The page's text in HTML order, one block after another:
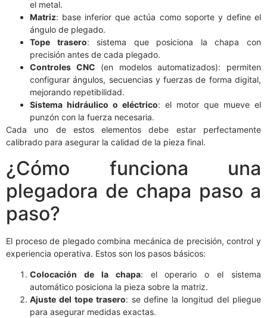
el metal.
Matriz: base inferior que actúa como soporte y define el
ángulo de plegado.
Tope trasero: sistema que posiciona la chapa con
precisión antes de cada plegado.
Controles CNC (en modelos automatizados): permiten
configurar ángulos, secuencias y fuerzas de forma digital,
mejorando repetibilidad.
Sistema hidráulico o eléctrico: el motor que mueve el
punzón con la fuerza necesaria.
Cada uno de estos elementos debe estar perfectamente
calibrado para asegurar la calidad de la pieza final.
¿Cómo funciona una
plegadora de chapa paso a
paso?
El proceso de plegado combina mecánica de precisión, control y
experiencia operativa. Estos son los pasos básicos:
Colocación de la chapa: el operario o el sistema
automático posiciona la pieza sobre la matriz.
Ajuste del tope trasero: se define la longitud del pliegue
para asegurar medidas exactas.